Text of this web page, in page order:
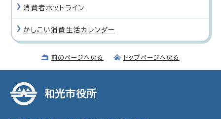
消費者ホットライン
かしこい消費生活カレンダー
前のページへ戻る トップページへ戻る
和光市役所